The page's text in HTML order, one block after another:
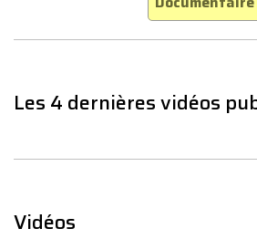
Les 4 dernières vidéos
Vidéos